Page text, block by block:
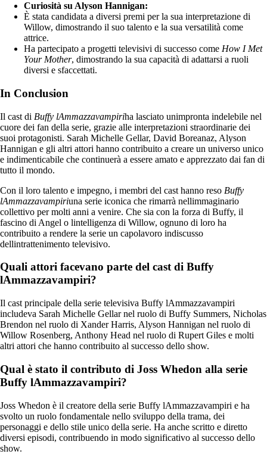
Curiosità su Alyson Hannigan:
È stata candidata a diversi premi per la sua interpretazione di
Willow, dimostrando il suo talento e la sua versatilità come
attrice.
Ha partecipato a progetti televisivi di successo come How I Met
Your Mother, dimostrando la sua capacità di adattarsi a ruoli
diversi e sfaccettati.
In Conclusion
Il cast di Buffy lAmmazzavampiriha lasciato unimpronta indelebile nel
cuore dei fan della serie, grazie alle interpretazioni straordinarie dei
suoi protagonisti. Sarah Michelle Gellar, David Boreanaz, Alyson
Hannigan e gli altri attori hanno contribuito a creare un universo unico
e indimenticabile che continuerà a essere amato e apprezzato dai fan di
tutto il mondo.
Con il loro talento e impegno, i membri del cast hanno reso Buffy
lAmmazzavampiriuna serie iconica che rimarrà nellimmaginario
collettivo per molti anni a venire. Che sia con la forza di Buffy, il
fascino di Angel o lintelligenza di Willow, ognuno di loro ha
contribuito a rendere la serie un capolavoro indiscusso
dellintrattenimento televisivo.
Quali attori facevano parte del cast di Buffy
lAmmazzavampiri?
Il cast principale della serie televisiva Buffy lAmmazzavampiri
includeva Sarah Michelle Gellar nel ruolo di Buffy Summers, Nicholas
Brendon nel ruolo di Xander Harris, Alyson Hannigan nel ruolo di
Willow Rosenberg, Anthony Head nel ruolo di Rupert Giles e molti
altri attori che hanno contribuito al successo dello show.
Qual è stato il contributo di Joss Whedon alla serie
Buffy lAmmazzavampiri?
Joss Whedon è il creatore della serie Buffy lAmmazzavampiri e ha
svolto un ruolo fondamentale nello sviluppo della trama, dei
personaggi e dello stile unico della serie. Ha anche scritto e diretto
diversi episodi, contribuendo in modo significativo al successo dello
show.